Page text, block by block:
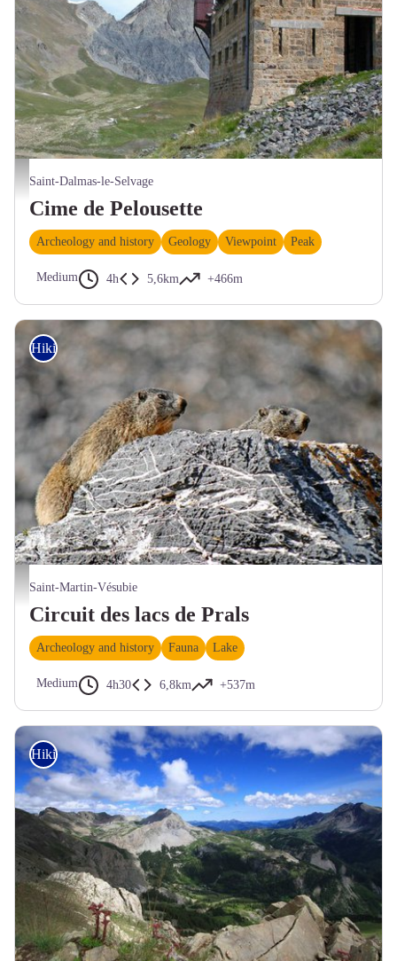
Le fort du Camp des Fourches avec sa tourelle métallique dite « Séré de Rivière ». -
Saint-Dalmas-le-Selvage
Cime de Pelousette
Archeology and history Geology Viewpoint Peak
Medium 4h 5,6km +466m
Randonnées aux lacs de Prals. Deux marmottes sur un rocher, (Marmota marmota). -
Hiking
Saint-Martin-Vésubie
Circuit des lacs de Prals
Archeology and history Fauna Lake
Medium 4h30 6,8km +537m
Hiking